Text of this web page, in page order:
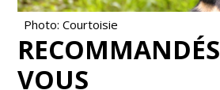
Photo: Courtoisie
VOUS